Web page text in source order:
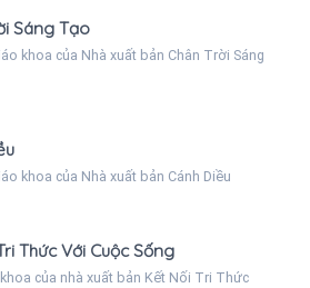
Sáng Tạo
khoa của Nhà xuất bản Chân Trời Sáng
khoa của Nhà xuất bản Cánh Diều
Thức Với Cuộc Sống
của nhà xuất bản Kết Nối Tri Thức